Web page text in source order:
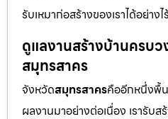
รับเหมาก่อสร้างของเราได้อย่าง
ดูแลงานสร้างบ้านครบว
สมุทรสาคร
จังหวัดสมุทรสาครคืออีกหนึ่งพื้น
ผลงานมาอย่างต่อเนื่อง เรารับ